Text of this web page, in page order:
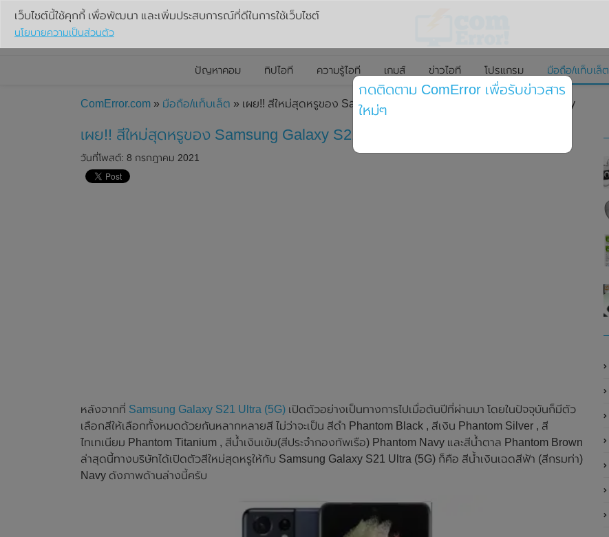
ปัญหาคอม ทิปไอที ความรู้ไอที เกมส์ ข่าวไอที โปรแกรม มือถือ/แท็บเล็ต
ComError.com » มือถือ/แท็บเล็ต » เผย!! สีใหม่สุดหรูของ Samsung Galaxy S21 Ultra (5G) ในสีน้ำเงิน Navy
เผย!! สีใหม่สุดหรูของ Samsung Galaxy S21 Ultra (5G) ในสีน้ำเงิน Navy
วันที่โพสต์: 8 กรกฎาคม 2021
หลังจากที่ Samsung Galaxy S21 Ultra (5G) เปิดตัวอย่างเป็นทางการไปเมื่อต้นปีที่ผ่านมา โดยในปัจจุบันก็มีตัว
เลือกสีให้เลือกทั้งหมดด้วยกันหลากหลายสี ไม่ว่าจะเป็น สีดำ Phantom Black , สีเงิน Phantom Silver , สี
ไทเทเนียม Phantom Titanium , สีน้ำเงินเข้ม(สีประจำกองทัพเรือ) Phantom Navy และสีน้ำตาล Phantom Brown
ล่าสุดนี้ทางบริษัทได้เปิดตัวสีใหม่สุดหรูให้กับ Samsung Galaxy S21 Ultra (5G) ก็คือ สีน้ำเงินเฉดสีฟ้า (สีกรมท่า)
Navy ดังภาพด้านล่างนี้ครับ
เว็บไซต์นี้ใช้คุกกี้ เพื่อพัฒนา และเพิ่มประสบการณ์ที่ดีในการใช้เว็บไซต์
นโยบายความเป็นส่วนตัว
กดติดตาม ComError เพื่อรับข่าวสาร
ใหม่ๆ